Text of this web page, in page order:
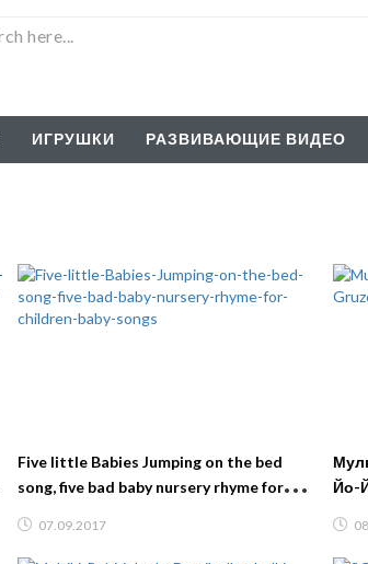
ИГРУШКИ РАЗВИВАЮЩИЕ ВИДЕО
Five little Babies Jumping on the bed
song, five bad baby nursery rhyme for
07.09.2017
Йо-